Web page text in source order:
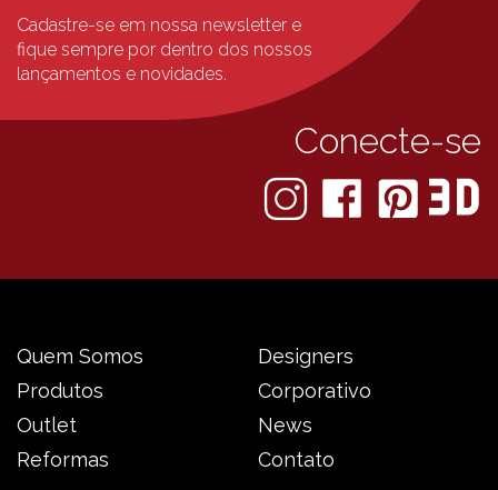
Cadastre-se em nossa newsletter e
fique sempre por dentro dos nossos
lançamentos e novidades.
Conecte-se
Quem Somos
Produtos
Outlet
Reformas
Designers
Corporativo
News
Contato